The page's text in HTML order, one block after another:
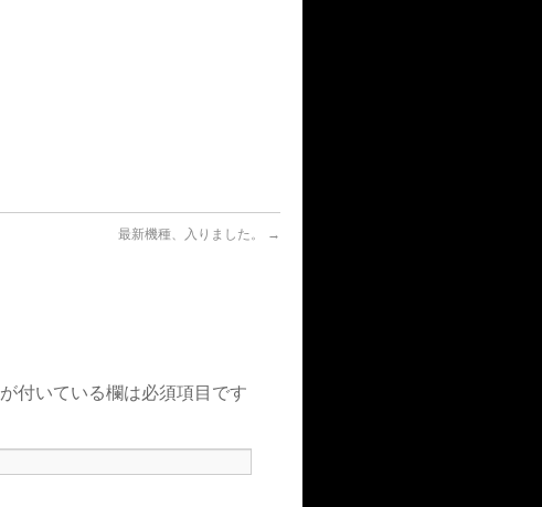
最新機種、入りました。 →
が付いている欄は必須項目です